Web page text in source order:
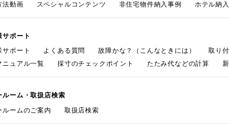
法動画
スペシャルコンテンツ 非住宅物件納入事例 ホテル納
サポート
サポート
よくある質問 故障かな？（こんなときには） 取り
ニュアル一覧
採寸のチェックポイント たたみ代などの計算
ルーム・取扱店検索
ルームのご案内
取扱店検索